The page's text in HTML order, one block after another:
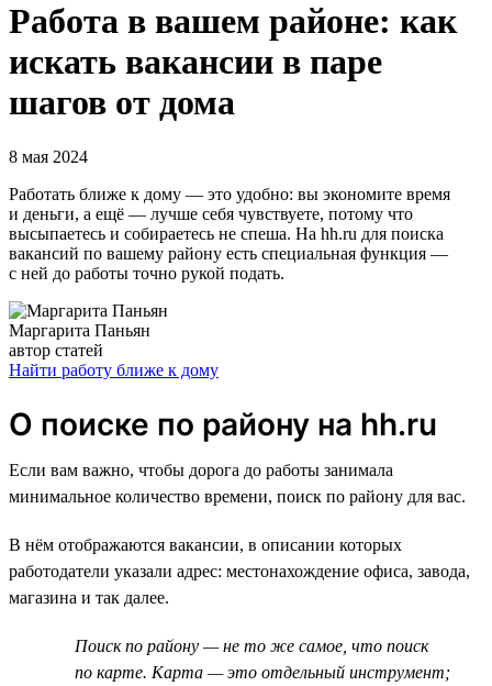
Работа в вашем районе: как
искать вакансии в паре
шагов от дома
8 мая 2024
Работать ближе к дому — это удобно: вы экономите время
и деньги, а ещё — лучше себя чувствуете, потому что
высыпаетесь и собираетесь не спеша. На hh.ru для поиска
вакансий по вашему району есть специальная функция —
с ней до работы точно рукой подать.
Маргарита Паньян
автор статей
Найти работу ближе к дому
О поиске по району на hh.ru
Если вам важно, чтобы дорога до работы занимала
минимальное количество времени, поиск по району для вас.
В нём отображаются вакансии, в описании которых
работодатели указали адрес: местонахождение офиса, завода,
магазина и так далее.
Поиск по району — не то же самое, что поиск
по карте. Карта — это отдельный инструмент;